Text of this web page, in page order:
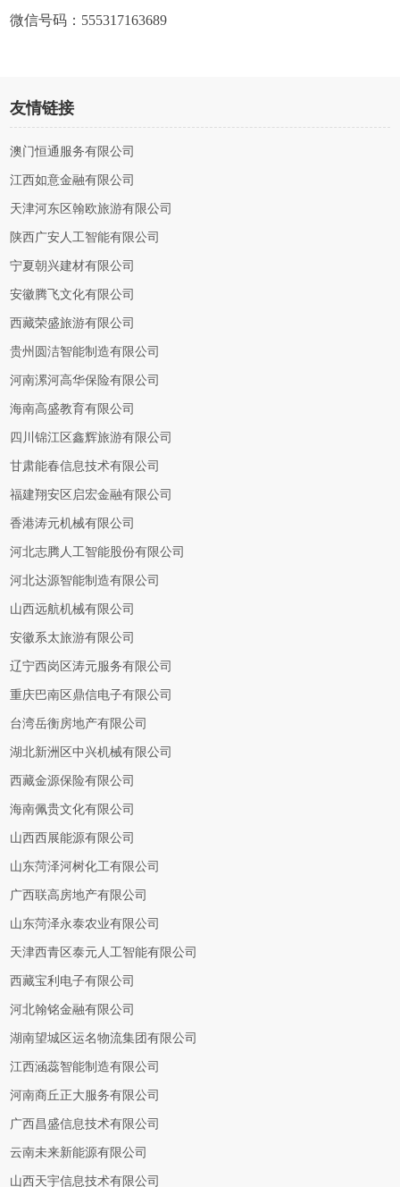
微信号码：555317163689
友情链接
澳门恒通服务有限公司
江西如意金融有限公司
天津河东区翰欧旅游有限公司
陕西广安人工智能有限公司
宁夏朝兴建材有限公司
安徽腾飞文化有限公司
西藏荣盛旅游有限公司
贵州圆洁智能制造有限公司
河南漯河高华保险有限公司
海南高盛教育有限公司
四川锦江区鑫辉旅游有限公司
甘肃能春信息技术有限公司
福建翔安区启宏金融有限公司
香港涛元机械有限公司
河北志腾人工智能股份有限公司
河北达源智能制造有限公司
山西远航机械有限公司
安徽系太旅游有限公司
辽宁西岗区涛元服务有限公司
重庆巴南区鼎信电子有限公司
台湾岳衡房地产有限公司
湖北新洲区中兴机械有限公司
西藏金源保险有限公司
海南佩贵文化有限公司
山西西展能源有限公司
山东菏泽河树化工有限公司
广西联高房地产有限公司
山东菏泽永泰农业有限公司
天津西青区泰元人工智能有限公司
西藏宝利电子有限公司
河北翰铭金融有限公司
湖南望城区运名物流集团有限公司
江西涵蕊智能制造有限公司
河南商丘正大服务有限公司
广西昌盛信息技术有限公司
云南未来新能源有限公司
山西天宇信息技术有限公司